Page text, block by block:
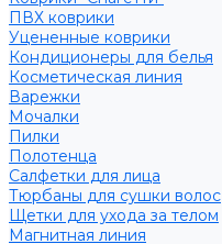
ПВХ коврики
Уцененные коврики
Кондиционеры для белья
Косметическая линия
Варежки
Мочалки
Пилки
Полотенца
Салфетки для лица
Тюрбаны для сушки волос
Щетки для ухода за телом
Магнитная линия